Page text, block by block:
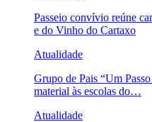
Passeio convívio reúne
e do Vinho do Cartaxo
Atualidade
Grupo de Pais “Um
material às escolas do…
Atualidade